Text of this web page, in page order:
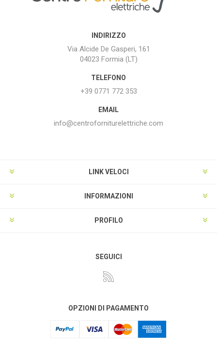
INDIRIZZO
Via Alcide De Gasperi, 161
04023 Formia (LT)
TELEFONO
+39 0771 772 353
EMAIL
info@centroforniturelettriche.com
LINK VELOCI
INFORMAZIONI
PROFILO
SEGUICI
OPZIONI DI PAGAMENTO